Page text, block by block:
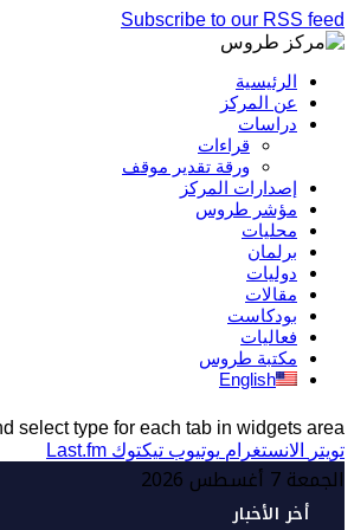
Subscribe to our RSS feed
الرئيسية
عن المركز
دراسات
قراءات
ورقة تقدير موقف
إصدارات المركز
مؤشر طروس
محليات
برلمان
دوليات
مقالات
بودكاست
فعاليات
مكتبة طروس
English
select type for each tab in widgets area.
تويتر
الانستغرام يوتيوب تيكتوك Last.fm
الجمعة 7 أغسطس 2026
أخر الأخبار